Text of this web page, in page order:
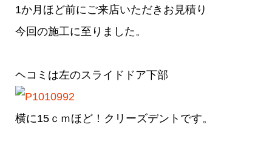
1か月ほど前にご来店いただきお見積り
今回の施工に至りました。
ヘコミは左のスライドドア下部
横に15ｃｍほど！クリーズデントです。